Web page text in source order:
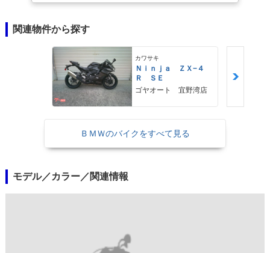
関連物件から探す
カワサキ
Ｎｉｎｊａ ＺＸ−４
Ｒ ＳＥ
ゴヤオート 宜野湾店
ＢＭＷのバイクをすべて見る
モデル／カラー／関連情報